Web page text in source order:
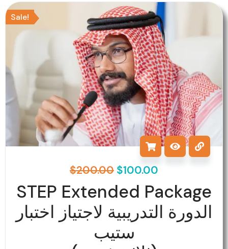
Sale!
$200.00
Original
price
was:
$200.00.
$100.00
Current
price
is:
$100.00.
STEP Extended Package
الدورة التدريبية لاجتياز اختبار
ستيب